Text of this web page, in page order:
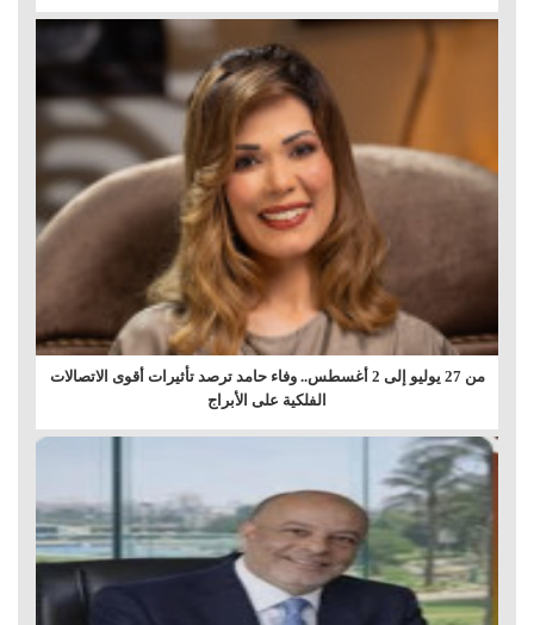
من 27 يوليو إلى 2 أغسطس.. وفاء حامد ترصد تأثيرات أقوى الاتصالات
الفلكية على الأبراج